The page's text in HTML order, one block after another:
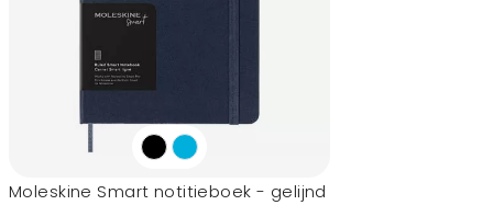
Moleskine Smart notitieboek - gelijnd